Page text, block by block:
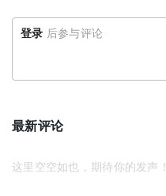
登录 后参与评论
最新评论
这里空空如也，期待你的发声！